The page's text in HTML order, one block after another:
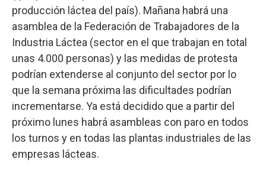
producción láctea del país). Mañana habrá una
asamblea de la Federación de Trabajadores de la
Industria Láctea (sector en el que trabajan en total
unas 4.000 personas) y las medidas de protesta
podrían extenderse al conjunto del sector por lo
que la semana próxima las dificultades podrían
incrementarse. Ya está decidido que a partir del
próximo lunes habrá asambleas con paro en todos
los turnos y en todas las plantas industriales de las
empresas lácteas.